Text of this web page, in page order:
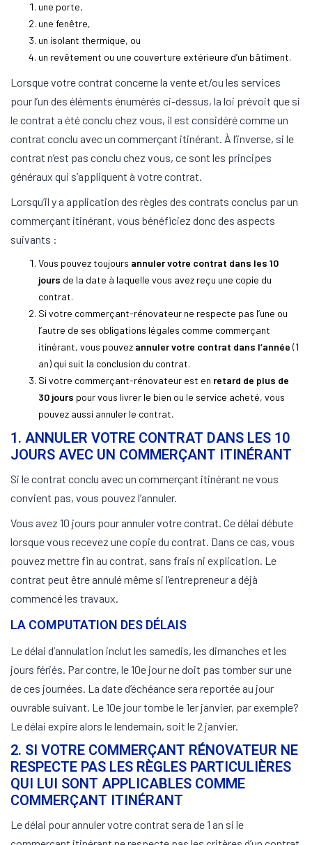
une porte,
une fenêtre,
un isolant thermique, ou
un revêtement ou une couverture extérieure d’un bâtiment.
Lorsque votre contrat concerne la vente et/ou les services
pour l’un des éléments énumérés ci-dessus, la loi prévoit que si
le contrat a été conclu chez vous, il est considéré comme un
contrat conclu avec un commerçant itinérant. À l’inverse, si le
contrat n’est pas conclu chez vous, ce sont les principes
généraux qui s’appliquent à votre contrat.
Lorsqu’il y a application des règles des contrats conclus par un
commerçant itinérant, vous bénéficiez donc des aspects
suivants :
Vous pouvez toujours annuler votre contrat dans les 10
jours de la date à laquelle vous avez reçu une copie du
contrat.
Si votre commerçant-rénovateur ne respecte pas l’une ou
l’autre de ses obligations légales comme commerçant
itinérant, vous pouvez annuler votre contrat dans l’année (1
an) qui suit la conclusion du contrat.
Si votre commerçant-rénovateur est en retard de plus de
30 jours pour vous livrer le bien ou le service acheté, vous
pouvez aussi annuler le contrat.
1. ANNULER VOTRE CONTRAT DANS LES 10
JOURS AVEC UN COMMERÇANT ITINÉRANT
Si le contrat conclu avec un commerçant itinérant ne vous
convient pas, vous pouvez l’annuler.
Vous avez 10 jours pour annuler votre contrat. Ce délai débute
lorsque vous recevez une copie du contrat. Dans ce cas, vous
pouvez mettre fin au contrat, sans frais ni explication. Le
contrat peut être annulé même si l’entrepreneur a déjà
commencé les travaux.
LA COMPUTATION DES DÉLAIS
Le délai d’annulation inclut les samedis, les dimanches et les
jours fériés. Par contre, le 10e jour ne doit pas tomber sur une
de ces journées. La date d’échéance sera reportée au jour
ouvrable suivant. Le 10e jour tombe le 1er janvier, par exemple?
Le délai expire alors le lendemain, soit le 2 janvier.
2. SI VOTRE COMMERÇANT RÉNOVATEUR NE
RESPECTE PAS LES RÈGLES PARTICULIÈRES
QUI LUI SONT APPLICABLES COMME
COMMERÇANT ITINÉRANT
Le délai pour annuler votre contrat sera de 1 an si le